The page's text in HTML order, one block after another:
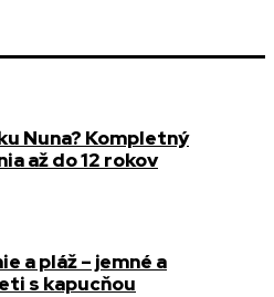
Nuna? Kompletný
až do 12 rokov
a pláž – jemné a
s kapucňou